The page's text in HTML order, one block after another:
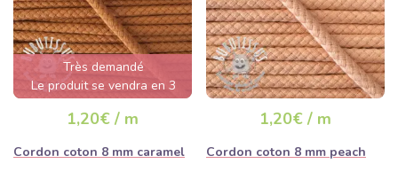
Très demandé
Le produit se vendra en 3
1,20€ / m
Cordon coton 8 mm caramel
1,20€ / m
Cordon coton 8 mm peach